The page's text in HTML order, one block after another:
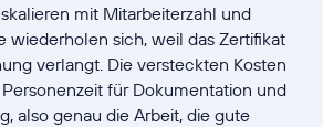
mit Mitarbeiterzahl und
wiederholen sich, weil das Zertifikat
verlangt. Die versteckten Kosten
für Dokumentation und
also genau die Arbeit, die gute